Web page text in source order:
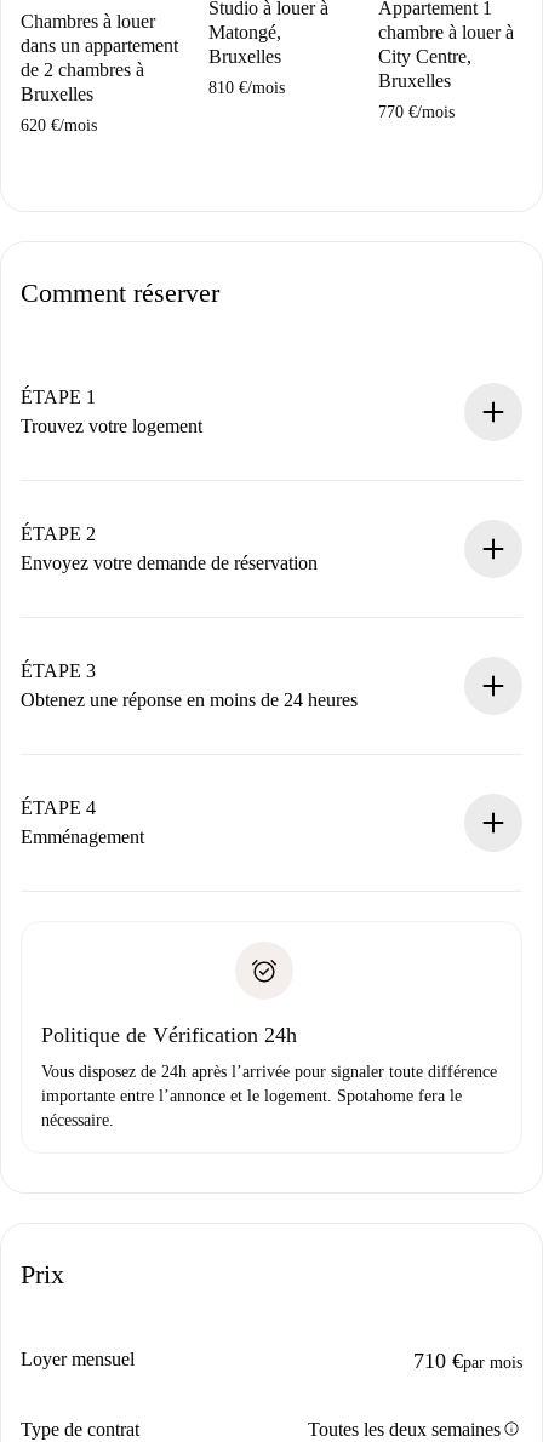
Chambres à louer
dans un appartement
de 2 chambres à
Bruxelles
620 €/mois
Studio à louer à
Matongé,
Bruxelles
810 €/mois
Appartement 1
chambre à louer à
City Centre,
Bruxelles
770 €/mois
Comment réserver
ÉTAPE 1
Trouvez votre logement
Vous disposez à l’avance de toutes les informations
nécessaires.
ÉTAPE 2
Envoyez votre demande de réservation
Nous ne vous facturerons rien tant que le propriétaire
n’aura pas accepté.
ÉTAPE 3
Obtenez une réponse en moins de 24 heures
contact avec le propriétaire.
Si refusé : aucun prélèvement et nous vous proposerons
Justificatif de solvabilité
ÉTAPE 4
Emménagement
uniquement si aucun problème n'est signalé.
Politique de Vérification 24h
Vous disposez de 24h après l’arrivée pour signaler toute différence
importante entre l’annonce et le logement. Spotahome fera le
nécessaire.
Prix
Loyer mensuel 710 €par mois
Type de contrat Toutes les deux semainesinfo